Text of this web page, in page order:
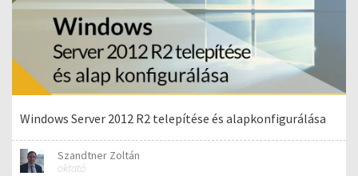
Windows Server 2012 R2 telepítése és alapkonfigurálása
Szandtner Zoltán
oktató